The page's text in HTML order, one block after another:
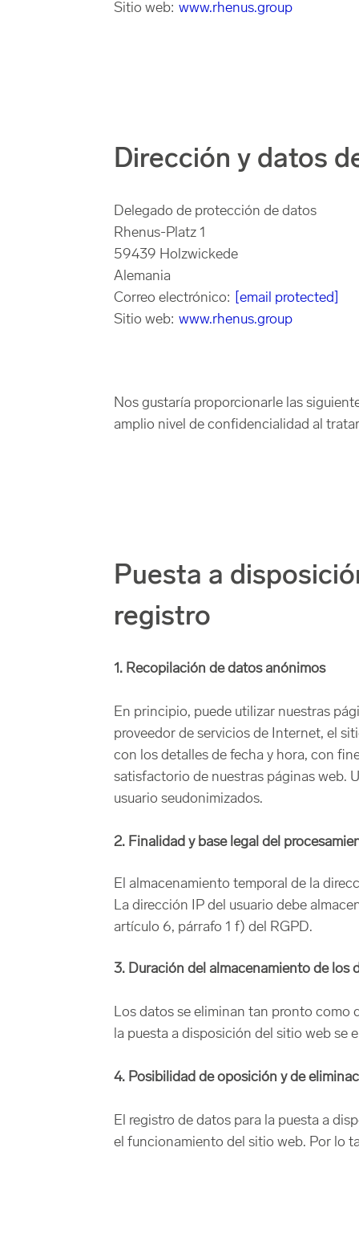
Sitio web: www.rhenus.group
Dirección y datos
Delegado de protección de datos
Rhenus-Platz 1
59439 Holzwickede
Alemania
Correo electrónico:
[email protected]
Sitio web: www.rhenus.group
Nos gustaría proporcionarle las
amplio nivel de confidencialidad al
Puesta a
registro
1. Recopilación de datos anónimos
En principio, puede utilizar nuestras
proveedor de servicios de Internet, el
con los detalles de fecha y hora, con
satisfactorio de nuestras páginas web.
usuario seudonimizados.
2. Finalidad y base legal del
El almacenamiento temporal de la
La dirección IP del usuario debe
artículo 6, párrafo 1 f) del RGPD.
3. Duración del almacenamiento de los
Los datos se eliminan tan pronto como
la puesta a disposición del sitio web se
4. Posibilidad de oposición y de
El registro de datos para la puesta a
el funcionamiento del sitio web. Por lo